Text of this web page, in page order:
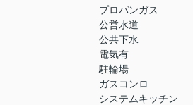
プロパンガス
公営水道
公共下水
電気有
駐輪場
ガスコンロ
システムキッチン